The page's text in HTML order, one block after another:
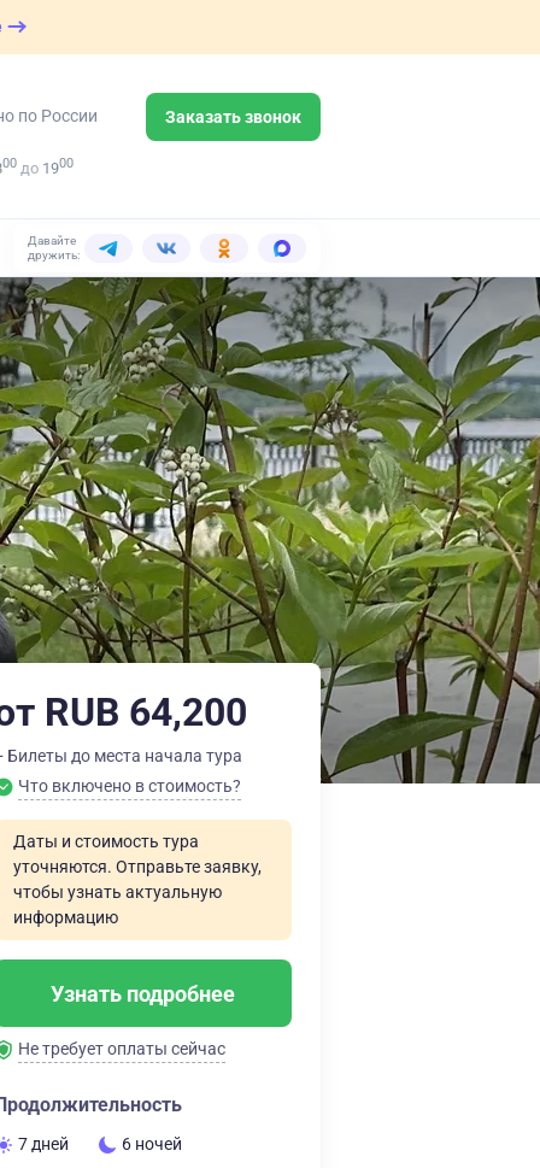
по России Заказать звонок
00 до 1900
Давайте
дружить:
RUB 64,200
Билеты до места начала тура
Что включено в стоимость?
Даты и стоимость тура
уточняются. Отправьте заявку,
чтобы узнать актуальную
информацию
Узнать подробнее
Не требует оплаты сейчас
7 дней 6 ночей